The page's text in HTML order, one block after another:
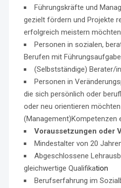
Führungskräfte und
gezielt fördern und Projekte
erfolgreich meistern möchten
Personen in sozialen,
Berufen mit
(Selbstständige) Berater/
Personen in
die sich persönlich oder
oder neu orientieren
(Management)Kompetenzen
Voraussetzungen oder
Mindestalter von 20
Abgeschlossene
gleichwertige Qualifikation
Berufserfahrung im